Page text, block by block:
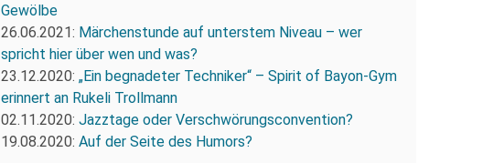
Gewölbe
26.06.2021: Märchenstunde auf unterstem Niveau – wer
spricht hier über wen und was?
23.12.2020: „Ein begnadeter Techniker“ – Spirit of Bayon-Gym
erinnert an Rukeli Trollmann
02.11.2020: Jazztage oder Verschwörungsconvention?
19.08.2020: Auf der Seite des Humors?